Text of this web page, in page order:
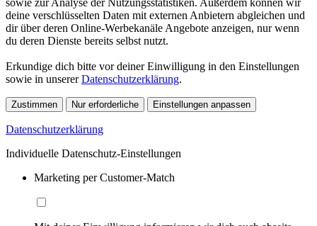
deine verschlüsselten Daten mit externen Anbietern abgleichen und
dir über deren Online-Werbekanäle Angebote anzeigen, nur wenn
du deren Dienste bereits selbst nutzt.
Erkundige dich bitte vor deiner Einwilligung in den Einstellungen
sowie in unsererDatenschutzerklärung.
Zustimmen Nur erforderliche Einstellungen anpassen
Datenschutzerklärung
Individuelle Datenschutz-Einstellungen
Marketing per Customer-Match